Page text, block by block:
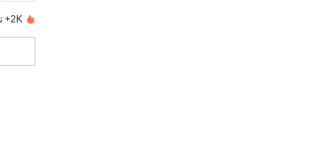
2K+ تم بيعها مؤخرًا